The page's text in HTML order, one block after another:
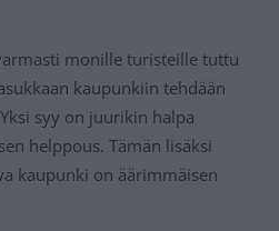
monille turisteille tuttu
kaupunkiin tehdään
syy on juurikin halpa
helppous. Tämän lisäksi
kaupunki on äärimmäisen